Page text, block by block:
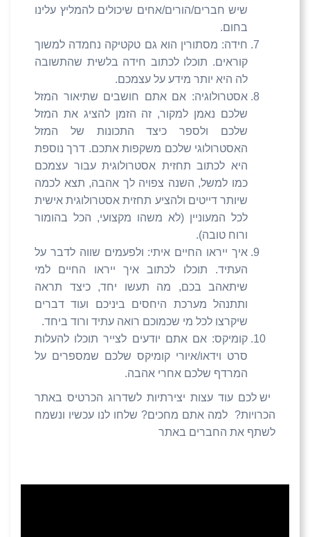
שיש חברים/הורים/אחים שיכולים להמליץ עלינו
בחום.
חידה: מסתורין הוא גם טקטיקה נחמדה למשוך
קוראים. תוכלו לכתוב חידה בלשית שהתשובה
לה היא יותר מידע על עצמכם.
אסטרולוגיה: אם אתם חושבים שתיאור המזל
שלכם נאמן למקור, זה הזמן להציג את המזל
שלכם ולספר כיצד התכונות של המזל
האסטרולוגי שלכם משקפות אתכם. דרך נוספת
היא לכתוב תחזית אסטרולוגית עבור עצמכם
כמו למשל, השנה צפויה לך אהבה, תצא לכמה
שיותר דייטים ולהציע תחזית אסטרולוגית אישית
לכל המעוניין (לא משהו מקצועי, הכל בהומור
ורוח טובה).
איך ייראו החיים איתי: ולפעמים שווה לדבר על
העתיד. תוכלו לכתוב איך ייראו החיים למי
שיתאהב בכם, מה תעשו יחד, כיצד תראה
ותתנהל מערכת היחסים ביניכם ועוד דברים
שיקרצו לכל מי שכמוכם רואה עתיד ורוד ביחד.
קומיקס: אם אתם יודעים לצייר תוכלו להעלות
סרט וידאו/איורי קומיקס שלכם שמספרים על
המרדף שלכם אחרי אהבה.
יש לכם עוד עצות יצירתיות לשדרוג הכרטיס באתר
הכרויות? למה אתם מחכים? שלחו לנו עכשיו ונשמח
לשתף את החברים באתר